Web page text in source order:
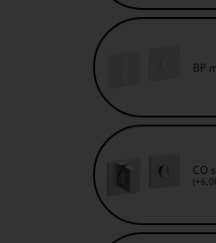
BP
CO